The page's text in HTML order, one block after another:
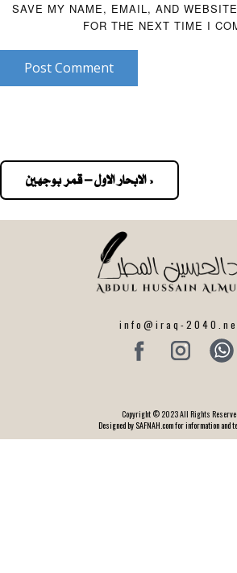
SAVE MY NAME, EMAIL, AND
FOR THE NEXT TIME I
Post Comment
« الابحار الاول – قمر بوجهين
info@iraq-
Copyright © 2023 All Rights
Designed by SAFNAH.com for information and